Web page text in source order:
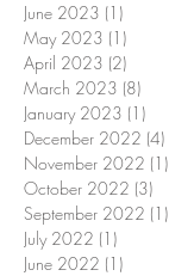
June 2023 (1)
May 2023 (1)
April 2023 (2)
March 2023 (8)
January 2023 (1)
December 2022 (4)
November 2022 (1)
October 2022 (3)
September 2022 (1)
July 2022 (1)
June 2022 (1)